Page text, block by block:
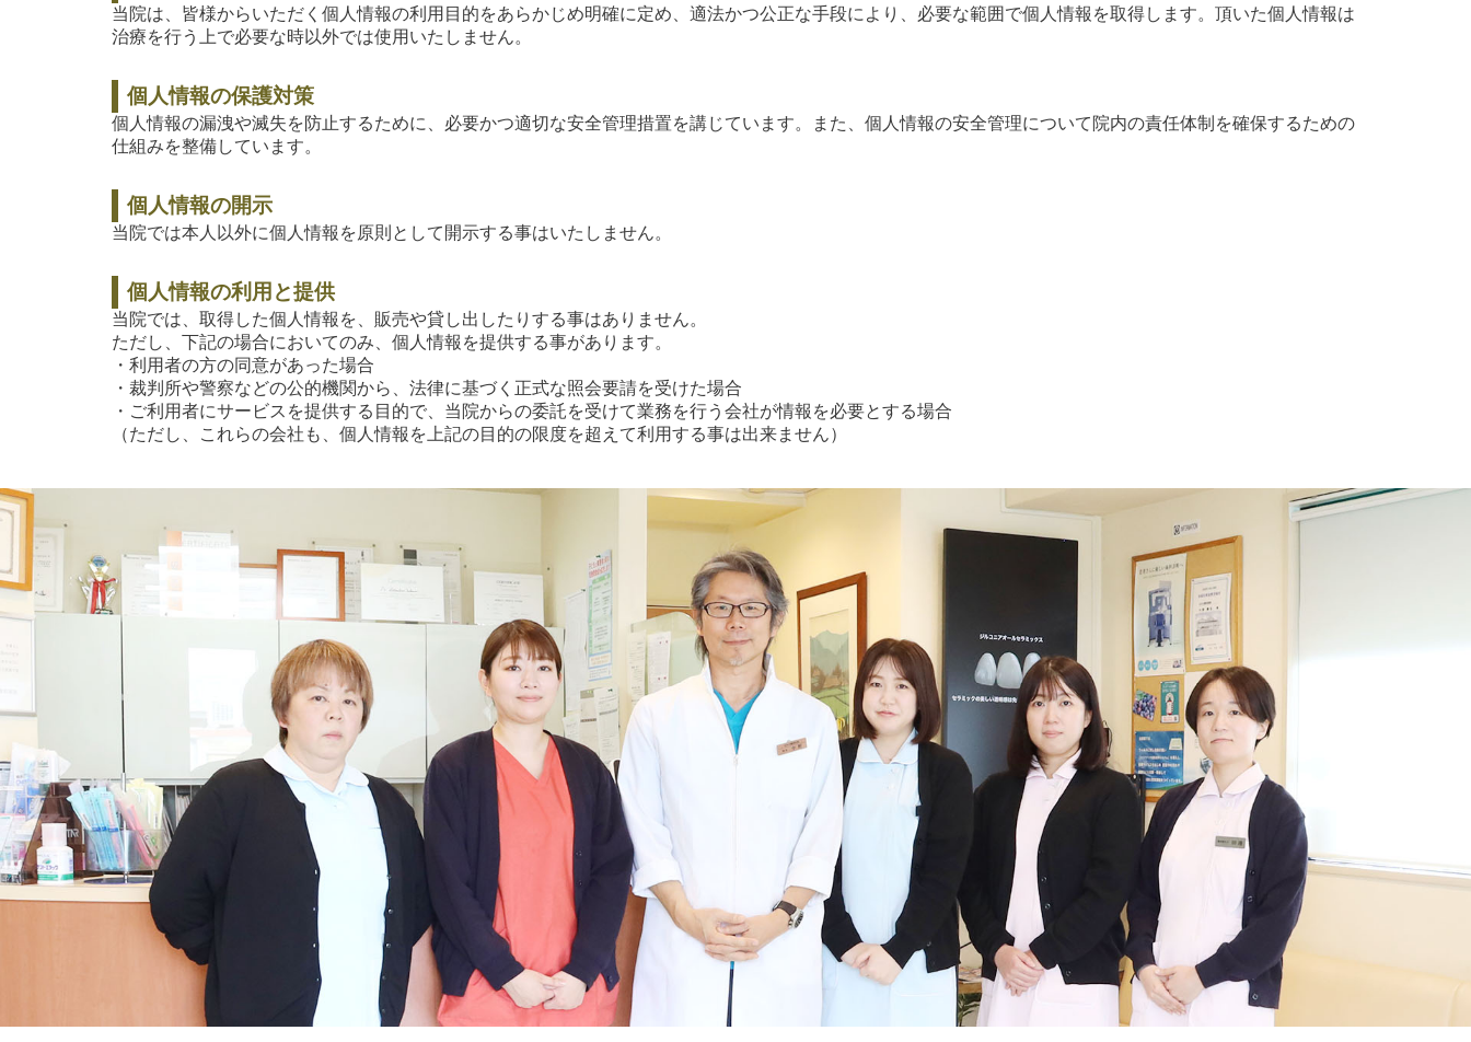
当院は、皆様からいただく個人情報の利用目的をあらかじめ明確に定め、適法かつ公正な手段により、必要な範囲で個人情報を取得します。頂いた個人情報は
治療を行う上で必要な時以外では使用いたしません。
個人情報の保護対策
個人情報の漏洩や滅失を防止するために、必要かつ適切な安全管理措置を講じています。また、個人情報の安全管理について院内の責任体制を確保するための
仕組みを整備しています。
個人情報の開示
当院では本人以外に個人情報を原則として開示する事はいたしません。
個人情報の利用と提供
当院では、取得した個人情報を、販売や貸し出したりする事はありません。
ただし、下記の場合においてのみ、個人情報を提供する事があります。
・利用者の方の同意があった場合
・裁判所や警察などの公的機関から、法律に基づく正式な照会要請を受けた場合
・ご利用者にサービスを提供する目的で、当院からの委託を受けて業務を行う会社が情報を必要とする場合
（ただし、これらの会社も、個人情報を上記の目的の限度を超えて利用する事は出来ません）